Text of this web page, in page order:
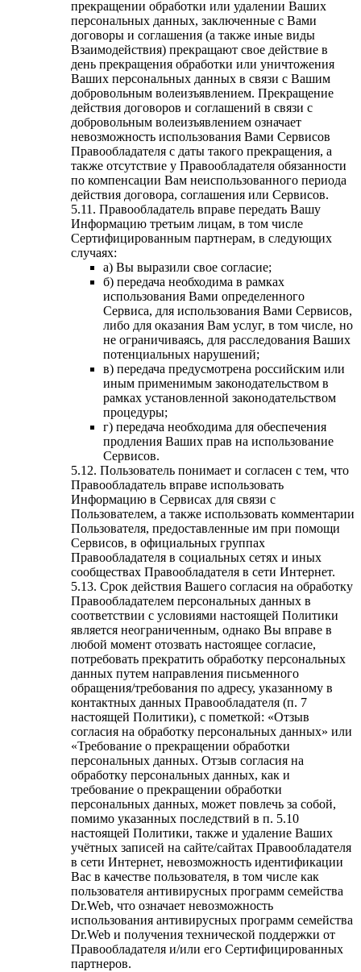
прекращении обработки или удалении Ваших
персональных данных, заключенные с Вами
договоры и соглашения (а также иные виды
Взаимодействия) прекращают свое действие в
день прекращения обработки или уничтожения
Ваших персональных данных в связи с Вашим
добровольным волеизъявлением. Прекращение
действия договоров и соглашений в связи с
добровольным волеизъявлением означает
невозможность использования Вами Сервисов
Правообладателя с даты такого прекращения, а
также отсутствие у Правообладателя обязанности
по компенсации Вам неиспользованного периода
действия договора, соглашения или Сервисов.
5.11. Правообладатель вправе передать Вашу
Информацию третьим лицам, в том числе
Сертифицированным партнерам, в следующих
случаях: ­
а) Вы выразили свое согласие;
б) передача необходима в рамках
использования Вами определенного
Сервиса, для использования Вами Сервисов,
либо для оказания Вам услуг, в том числе, но
не ограничиваясь, для расследования Ваших
потенциальных нарушений;
в) передача предусмотрена российским или
иным применимым законодательством в
рамках установленной законодательством
процедуры;
г) передача необходима для обеспечения
продления Ваших прав на использование
Сервисов.
5.12. Пользователь понимает и согласен с тем, что
Правообладатель вправе использовать
Информацию в Сервисах для связи с
Пользователем, а также использовать комментарии
Пользователя, предоставленные им при помощи
Сервисов, в официальных группах
Правообладателя в социальных сетях и иных
сообществах Правообладателя в сети Интернет.
5.13. Срок действия Вашего согласия на обработку
Правообладателем персональных данных в
соответствии с условиями настоящей Политики
является неограниченным, однако Вы вправе в
любой момент отозвать настоящее согласие,
потребовать прекратить обработку персональных
данных путем направления письменного
обращения/требования по адресу, указанному в
контактных данных Правообладателя (п. 7
настоящей Политики), с пометкой: «Отзыв
согласия на обработку персональных данных» или
«Требование о прекращении обработки
персональных данных. Отзыв согласия на
обработку персональных данных, как и
требование о прекращении обработки
персональных данных, может повлечь за собой,
помимо указанных последствий в п. 5.10
настоящей Политики, также и удаление Ваших
учётных записей на сайте/сайтах Правообладателя
в сети Интернет, невозможность идентификации
Вас в качестве пользователя, в том числе как
пользователя антивирусных программ семейства
Dr.Web, что означает невозможность
использования антивирусных программ семейства
Dr.Web и получения технической поддержки от
Правообладателя и/или его Сертифицированных
партнеров.